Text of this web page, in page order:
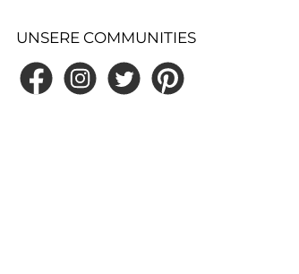
UNSERE COMMUNITIES
FacebookInstagramTwitter Pinterest